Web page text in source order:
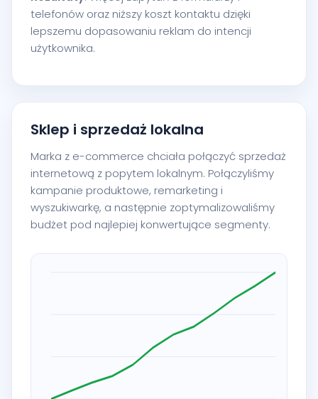
telefonów oraz niższy koszt kontaktu dzięki
lepszemu dopasowaniu reklam do intencji
użytkownika.
Sklep i sprzedaż lokalna
Marka z e-commerce chciała połączyć sprzedaż
internetową z popytem lokalnym. Połączyliśmy
kampanie produktowe, remarketing i
wyszukiwarkę, a następnie zoptymalizowaliśmy
budżet pod najlepiej konwertujące segmenty.